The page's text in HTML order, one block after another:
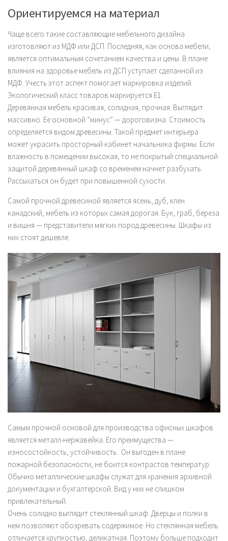
Ориентируемся на материал
Чаще всего такие составляющие мебельного дизайна
изготовляют из МДФ или ДСП. Последняя, как основа мебели,
является оптимальным сочетанием качества и цены. В плане
влияния на здоровье мебель из ДСП уступает сделанной из
МДФ. Учесть этот аспект помогает маркировка изделий.
Экологический класс товаров маркируется Е1.
Деревянная мебель красивая, солидная, прочная. Выглядит
массивно. Ее основной “минус” — дороговизна. Стоимость
определяется видом древесины. Такой предмет интерьера
может украсить просторный кабинет начальника фирмы. Если
влажность в помещении высокая, то не покрытый специальной
защитой деревянный шкаф со временем начнет разбухать.
Рассыхаться он будет при повышенной сухости.
Самой прочной древесиной является ясень, дуб, клен
канадский, мебель из которых самая дорогая. Бук, граб, береза
и вишня — представители мягких пород древесины. Шкафы из
них стоят дешевле.
Самым прочной основой для производства офисных шкафов
является металл-нержавейка. Его преимущества —
износостойкость, устойчивость. Он выгоден в плане
пожарной безопасности, не боится контрастов температур.
Обычно металлические шкафы служат для хранения архивной
документации и бухгалтерской. Вид у них не слишком
привлекательный.
Очень солидно выглядит стеклянный шкаф. Дверцы и полки в
нем позволяют обозревать содержимое. Но стеклянная мебель
отличается хрупкостью, деликатная. Поэтому больше подходит